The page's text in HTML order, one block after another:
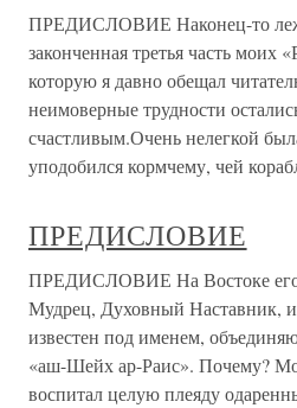
ПРЕДИСЛОВИЕ Наконец-то
законченная третья часть моих
которую я давно обещал
неимоверные трудности
счастливым.Очень нелегкой
уподобился кормчему, чей
ПРЕДИСЛОВИЕ
ПРЕДИСЛОВИЕ На Востоке
Мудрец, Духовный Наставник,
известен под именем,
«аш-Шейх ар-Раис». Почему?
воспитал целую плеяду